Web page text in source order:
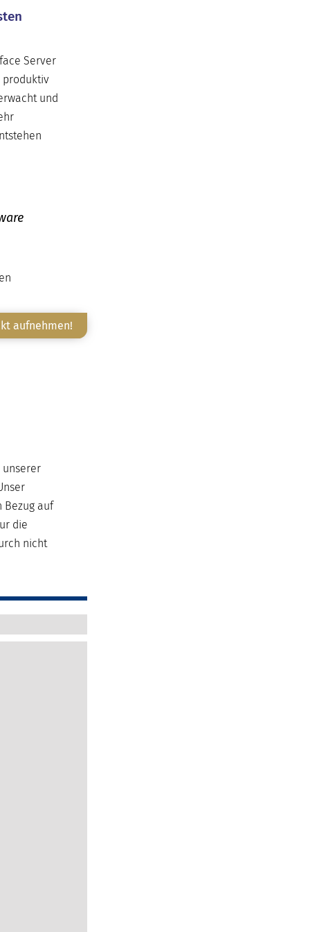
Server
produktiv
und
aufnehmen!
unserer
Bezug auf
die
nicht